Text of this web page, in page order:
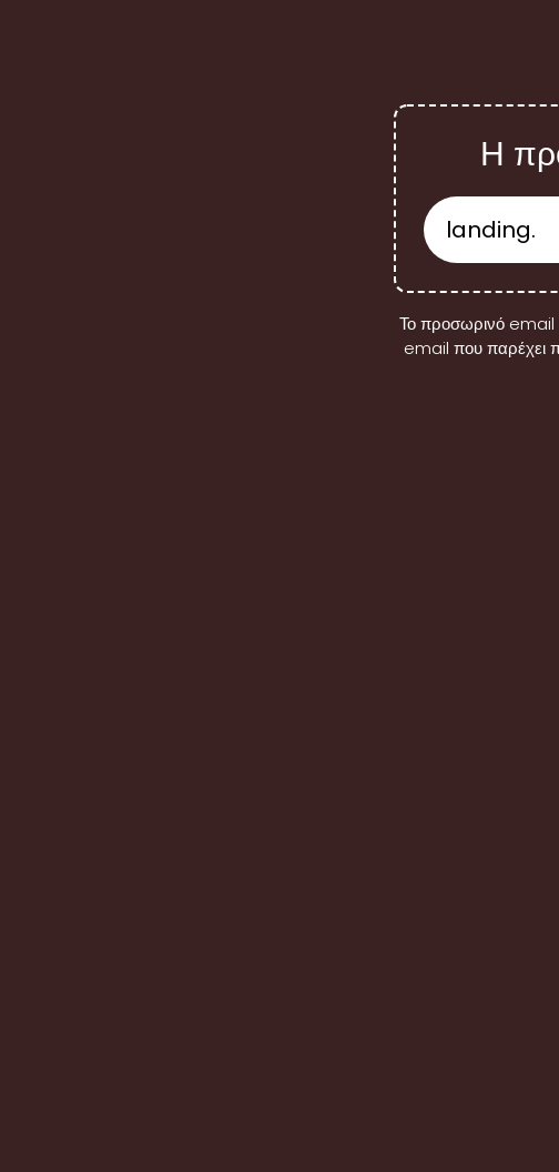
Η
Το προσωρινό email
email που παρέχει